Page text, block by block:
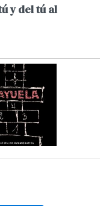
y del tú al